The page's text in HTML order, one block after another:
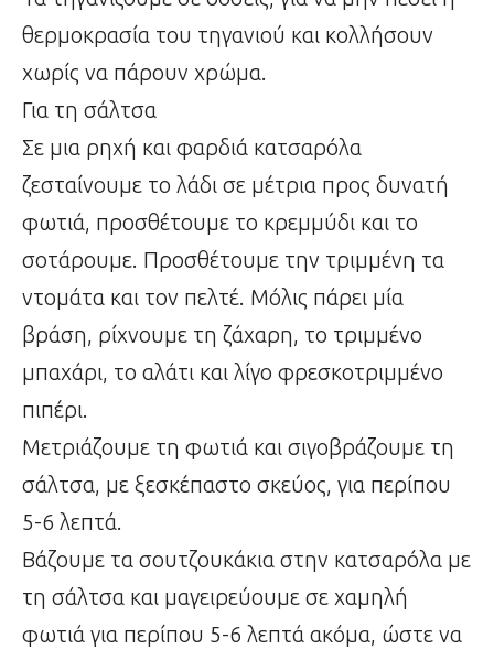
θερμοκρασία του τηγανιού και κολλήσουν
χωρίς να πάρουν χρώμα.
Για τη σάλτσα
Σε μια ρηχή και φαρδιά κατσαρόλα
ζεσταίνουμε το λάδι σε μέτρια προς δυνατή
φωτιά, προσθέτουμε το κρεμμύδι και το
σοτάρουμε. Προσθέτουμε την τριμμένη τα
ντομάτα και τον πελτέ. Μόλις πάρει μία
βράση, ρίχνουμε τη ζάχαρη, το τριμμένο
μπαχάρι, το αλάτι και λίγο φρεσκοτριμμένο
πιπέρι.
Μετριάζουμε τη φωτιά και σιγοβράζουμε τη
σάλτσα, με ξεσκέπαστο σκεύος, για περίπου
5-6 λεπτά.
Βάζουμε τα σουτζουκάκια στην κατσαρόλα με
τη σάλτσα και μαγειρεύουμε σε χαμηλή
φωτιά για περίπου 5-6 λεπτά ακόμα, ώστε να